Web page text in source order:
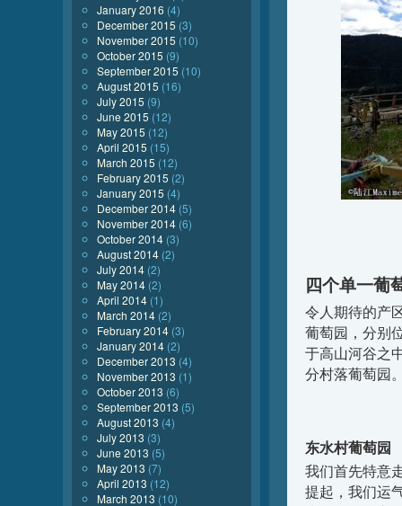
四个单一葡
令人期待的产
葡萄园，分别
于高山河谷之
分村落葡萄园
东水村葡萄园
我们首先特意
提起，我们运
January 2016 (4)
December 2015 (3)
November 2015 (10)
October 2015 (9)
September 2015 (10)
August 2015 (16)
July 2015 (9)
June 2015 (12)
May 2015 (12)
April 2015 (15)
March 2015 (12)
February 2015 (2)
January 2015 (4)
December 2014 (5)
November 2014 (6)
October 2014 (3)
August 2014 (2)
July 2014 (2)
May 2014 (2)
April 2014 (1)
March 2014 (2)
February 2014 (3)
January 2014 (2)
December 2013 (4)
November 2013 (1)
October 2013 (6)
September 2013 (5)
August 2013 (4)
July 2013 (3)
June 2013 (5)
May 2013 (7)
April 2013 (12)
March 2013 (10)